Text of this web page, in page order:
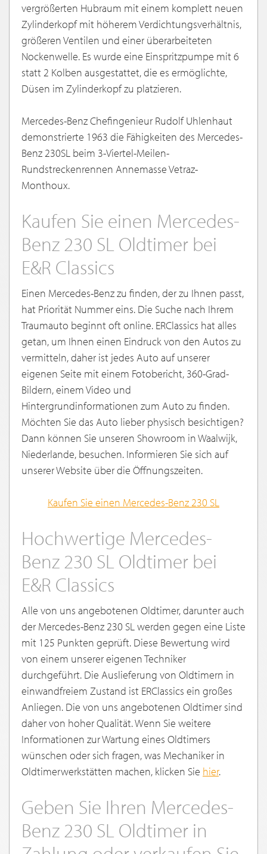
vergrößerten Hubraum mit einem komplett neuen
Zylinderkopf mit höherem Verdichtungsverhältnis,
größeren Ventilen und einer überarbeiteten
Nockenwelle. Es wurde eine Einspritzpumpe mit 6
statt 2 Kolben ausgestattet, die es ermöglichte,
Düsen im Zylinderkopf zu platzieren.
Mercedes-Benz Chefingenieur Rudolf Uhlenhaut
demonstrierte 1963 die Fähigkeiten des Mercedes-
Benz 230SL beim 3-Viertel-Meilen-
Rundstreckenrennen Annemasse Vetraz-
Monthoux.
Kaufen Sie einen Mercedes-
Benz 230 SL Oldtimer bei
E&R Classics
Einen Mercedes-Benz zu finden, der zu Ihnen passt,
hat Priorität Nummer eins. Die Suche nach Ihrem
Traumauto beginnt oft online. ERClassics hat alles
getan, um Ihnen einen Eindruck von den Autos zu
vermitteln, daher ist jedes Auto auf unserer
eigenen Seite mit einem Fotobericht, 360-Grad-
Bildern, einem Video und
Hintergrundinformationen zum Auto zu finden.
Möchten Sie das Auto lieber physisch besichtigen?
Dann können Sie unseren Showroom in Waalwijk,
Niederlande, besuchen. Informieren Sie sich auf
unserer Website über die Öffnungszeiten.
Kaufen Sie einen Mercedes-Benz 230 SL
Hochwertige Mercedes-
Benz 230 SL Oldtimer bei
E&R Classics
Alle von uns angebotenen Oldtimer, darunter auch
der Mercedes-Benz 230 SL werden gegen eine Liste
mit 125 Punkten geprüft. Diese Bewertung wird
von einem unserer eigenen Techniker
durchgeführt. Die Auslieferung von Oldtimern in
einwandfreiem Zustand ist ERClassics ein großes
Anliegen. Die von uns angebotenen Oldtimer sind
daher von hoher Qualität. Wenn Sie weitere
Informationen zur Wartung eines Oldtimers
wünschen oder sich fragen, was Mechaniker in
Oldtimerwerkstätten machen, klicken Sie hier.
Geben Sie Ihren Mercedes-
Benz 230 SL Oldtimer in